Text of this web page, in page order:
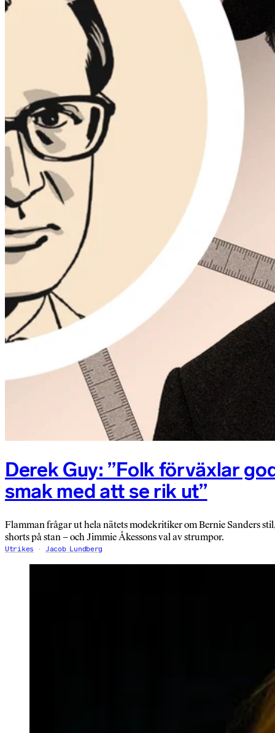
Derek Guy: ”Folk förväxlar
smak med att se rik ut”
Flamman frågar ut hela nätets modekritiker om Bernie Sanders
shorts på stan – och Jimmie Åkessons val av strumpor.
Utrikes Jacob Lundberg